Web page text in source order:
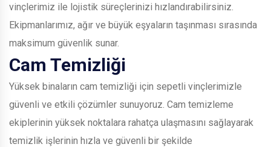
vinçlerimiz ile lojistik süreçlerinizi hızlandırabilirsiniz.
Ekipmanlarımız, ağır ve büyük eşyaların taşınması sırasında
maksimum güvenlik sunar.
Cam Temizliği
Yüksek binaların cam temizliği için sepetli vinçlerimizle
güvenli ve etkili çözümler sunuyoruz. Cam temizleme
ekiplerinin yüksek noktalara rahatça ulaşmasını sağlayarak
temizlik işlerinin hızla ve güvenli bir şekilde